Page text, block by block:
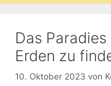
Das
Erden zu
10. Oktober 2023 von